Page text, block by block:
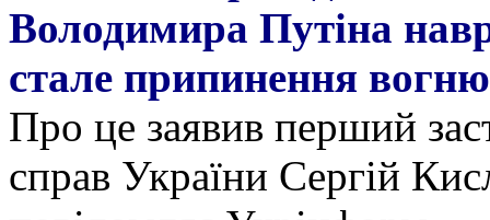
Володимира Путіна
стале припинення
Про це заявив перший
справ України Сергій